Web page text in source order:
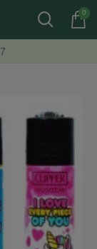
0